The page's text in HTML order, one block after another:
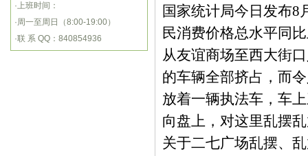
·上班时间：
·周一至周日（8:00-19:00）
·联 系 QQ：840854936
国家统计局今日发布8
民消费价格总水平同
从友谊商场至西大街
的车辆全部挤占，而
放着一辆执法车，车
向盘上，对这里乱摆
关于二七广场乱摆、